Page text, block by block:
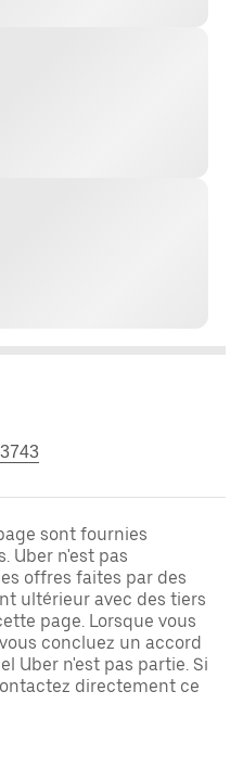
sont fournies
Uber n'est pas
offres faites par des
ultérieur avec des tiers
page. Lorsque vous
concluez un accord
Uber n'est pas partie. Si
directement ce